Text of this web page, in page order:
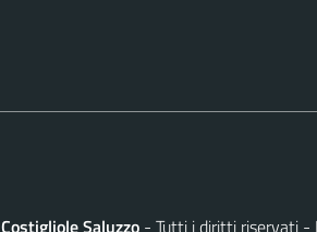
Costigliole Saluzzo- Tutti i diritti riservati -